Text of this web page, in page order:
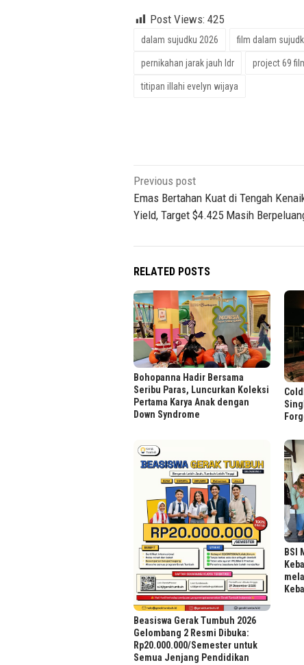
Post Views: 425
dalam sujudku 2026 film dalam
pernikahan jarak jauh ldr project 69
titipan illahi evelyn wijaya
Post
navigation
Previous post
Emas Bertahan Kuat di Tengah
Yield, Target $4.425 Masih
RELATED POSTS
Bohopanna Hadir Bersama
Seribu Paras, Luncurkan Koleksi
Pertama Karya Anak dengan
Down Syndrome
Beasiswa Gerak Tumbuh 2026
Gelombang 2 Resmi Dibuka:
Rp20.000.000/Semester untuk
Semua Jenjang Pendidikan
BSI